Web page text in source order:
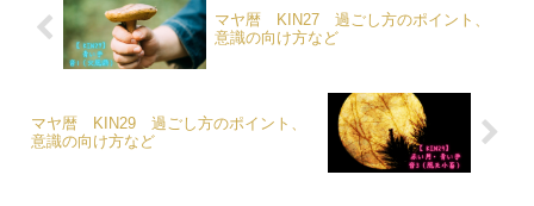
マヤ暦 KIN27 過ごし方のポイント、
意識の向け方など
マヤ暦 KIN29 過ごし方のポイント、
意識の向け方など